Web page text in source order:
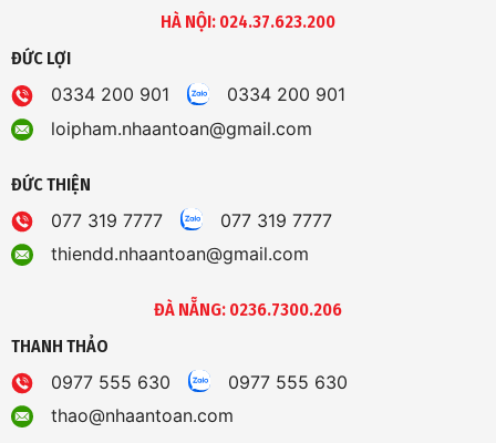
HÀ NỘI: 024.37.623.200
ĐỨC LỢI
0334 200 901
0334 200 901
loipham.nhaantoan@gmail.com
ĐỨC THIỆN
077 319 7777
077 319 7777
thiendd.nhaantoan@gmail.com
ĐÀ NẴNG: 0236.7300.206
THANH THẢO
0977 555 630
0977 555 630
thao@nhaantoan.com